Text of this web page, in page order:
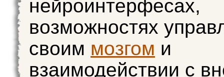
нейроинтерфесах,
возможностях
своим мозгом и
взаимодействии с